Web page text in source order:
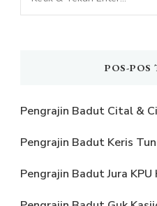
Sesuatu?
POS-POS
Pengrajin Badut Cital &
Pengrajin Badut Keris
Pengrajin Badut Jura